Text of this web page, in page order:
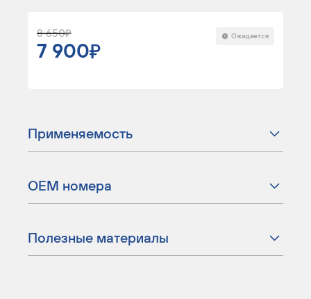
8 650
7 900
Ожидается
Применяемость
ОЕМ номера
Полезные материалы